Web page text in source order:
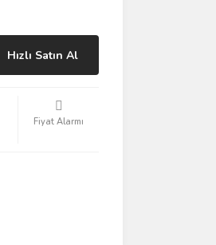
Hızlı Satın Al
Fiyat Alarmı